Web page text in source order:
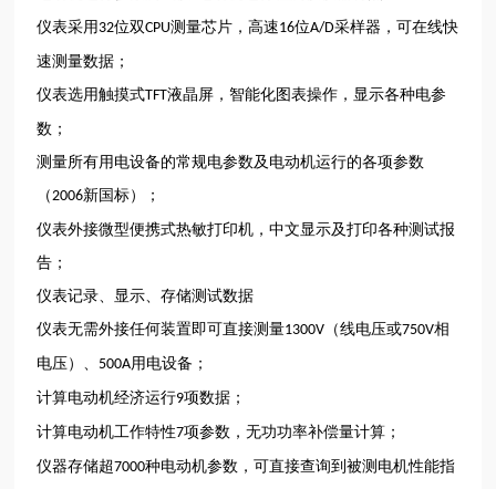
仪表采用 32位双CPU测量芯片，高速16位A/D采样器，可在线快
速测量数据；
仪表选用触摸式TFT液晶屏，智能化图表操作，显示各种电参
数；
测量所有用电设备的常规电参数及电动机运行的各项参数
（2006新国标）；
仪表外接微型便携式热敏打印机，中文显示及打印各种测试报
告；
仪表记录、显示、存储测试数据
仪表无需外接任何装置即可直接测量1300V （线电压或750V相
电压）、 500A用电设备；
计算电动机经济运行9项数据；
计算电动机工作特性7项参数，无功功率补偿量计算；
仪器存储超7000种电动机参数，可直接查询到被测电机性能指